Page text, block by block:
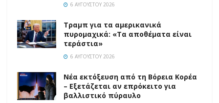
6 ΑΥΓΟΎΣΤΟΥ 2026
Τραμπ για τα αμερικανικά
πυρομαχικά: «Τα αποθέματα είναι
τεράστια»
6 ΑΥΓΟΎΣΤΟΥ 2026
Νέα εκτόξευση από τη Βόρεια Κορέα
– Εξετάζεται αν επρόκειτο για
βαλλιστικό πύραυλο